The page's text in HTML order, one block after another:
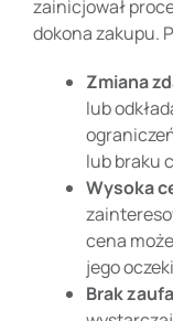
zainicjował
dokona zakupu.
Zmiana
lub
lub braku
Wysoka
cena
jego
Brak